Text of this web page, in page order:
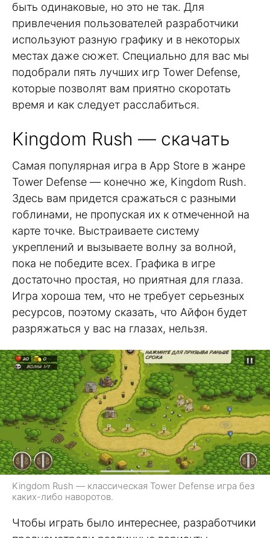
быть одинаковые, но это не так. Для
привлечения пользователей разработчики
используют разную графику и в некоторых
местах даже сюжет. Специально для вас мы
подобрали пять лучших игр Tower Defense,
которые позволят вам приятно скоротать
время и как следует расслабиться.
Kingdom Rush — скачать
Самая популярная игра в App Store в жанре
Tower Defense — конечно же, Kingdom Rush.
Здесь вам придется сражаться с разными
гоблинами, не пропуская их к отмеченной на
карте точке. Выстраиваете систему
укреплений и вызываете волну за волной,
пока не победите всех. Графика в игре
достаточно простая, но приятная для глаза.
Игра хороша тем, что не требует серьезных
ресурсов, поэтому сказать, что Айфон будет
разряжаться у вас на глазах, нельзя.
Kingdom Rush — классическая Tower Defense игра без
каких-либо наворотов.
Чтобы играть было интереснее, разработчики